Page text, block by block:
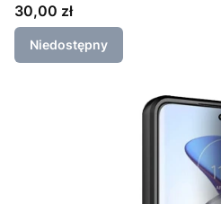
Cena
30,00 zł
Niedostępny